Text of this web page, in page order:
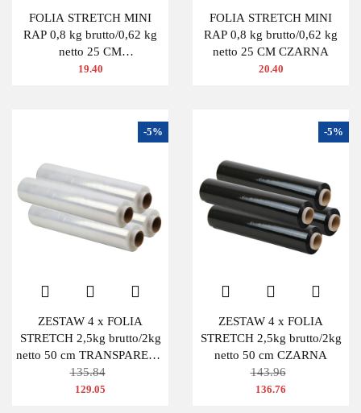
FOLIA STRETCH MINI
RAP 0,8 kg brutto/0,62 kg
netto 25 CM
TRANSPARENTNA
19.40
FOLIA STRETCH MINI
RAP 0,8 kg brutto/0,62 kg
netto 25 CM CZARNA
20.40
ZESTAW 4 x FOLIA
STRETCH 2,5kg brutto/2kg
netto 50 cm TRANSPARENT
BEZBARWNA
135.84
-5%
129.05
ZESTAW 4 x FOLIA
STRETCH 2,5kg brutto/2kg
netto 50 cm CZARNA
143.96
-5%
136.76